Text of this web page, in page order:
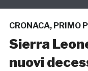
CRONACA, PRIMO
Sierra
nuovi